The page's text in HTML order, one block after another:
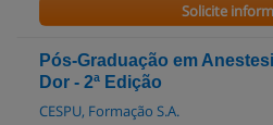
Solicite
Pós-Graduação em
Dor - 2ª Edição
CESPU, Formação S.A.